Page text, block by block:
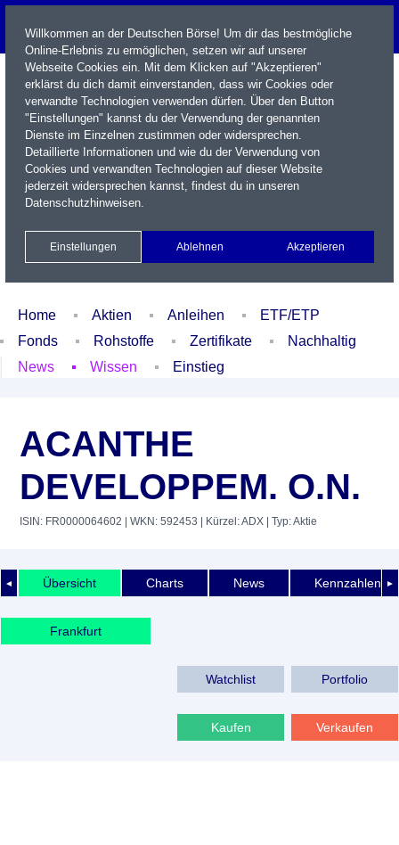
Name / WKN / ISIN / Kürzel
Xetra Realtime
Watchlist Portfolio Login
Home Aktien Anleihen
ETF/ETP
Fonds
Rohstoffe Zertifikate
Nachhaltig
News
Wissen Einstieg
ACANTHE
DEVELOPPEM. O.N.
ISIN: FR0000064602 | WKN: 592453 | Kürzel: ADX | Typ: Aktie
◄ ►
Übersicht Charts News Kennzahlen
Frankfurt
Watchlist Portfolio
Kaufen Verkaufen
Willkommen an der Deutschen Börse! Um dir das bestmögliche
Online-Erlebnis zu ermöglichen, setzen wir auf unserer
Webseite Cookies ein. Mit dem Klicken auf "Akzeptieren"
erklärst du dich damit einverstanden, dass wir Cookies oder
verwandte Technologien verwenden dürfen. Über den Button
"Einstellungen" kannst du der Verwendung der genannten
Dienste im Einzelnen zustimmen oder widersprechen.
Detaillierte Informationen und wie du der Verwendung von
Cookies und verwandten Technologien auf dieser Website
jederzeit widersprechen kannst, findest du in unseren
Datenschutzhinweisen.
Einstellungen Ablehnen Akzeptieren